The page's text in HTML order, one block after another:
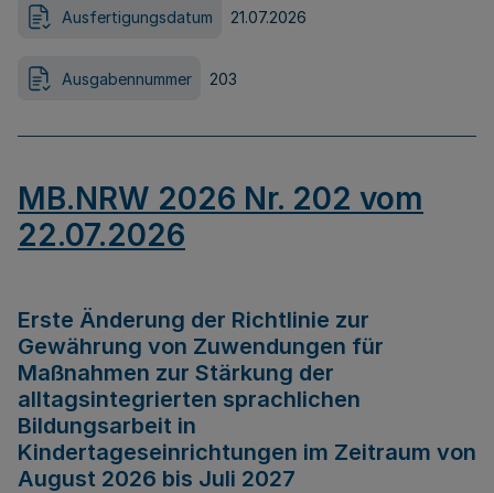
Ausfertigungsdatum 21.07.2026
Ausgabennummer 203
MB.NRW 2026 Nr. 202 vom
22.07.2026
Erste Änderung der Richtlinie zur
Gewährung von Zuwendungen für
Maßnahmen zur Stärkung der
alltagsintegrierten sprachlichen
Bildungsarbeit in
Kindertageseinrichtungen im Zeitraum von
August 2026 bis Juli 2027